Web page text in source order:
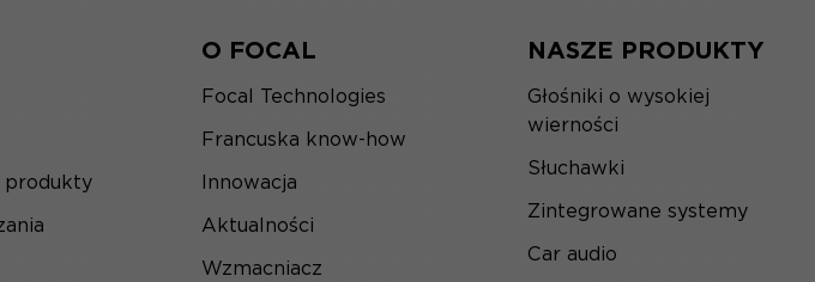
produkty
O FOCAL
Focal Technologies
Francuska know-how
Innowacja
Aktualności
Wzmacniacz
NASZE PRODUKTY
Głośniki o wysokiej
wierności
Słuchawki
Zintegrowane systemy
Car audio